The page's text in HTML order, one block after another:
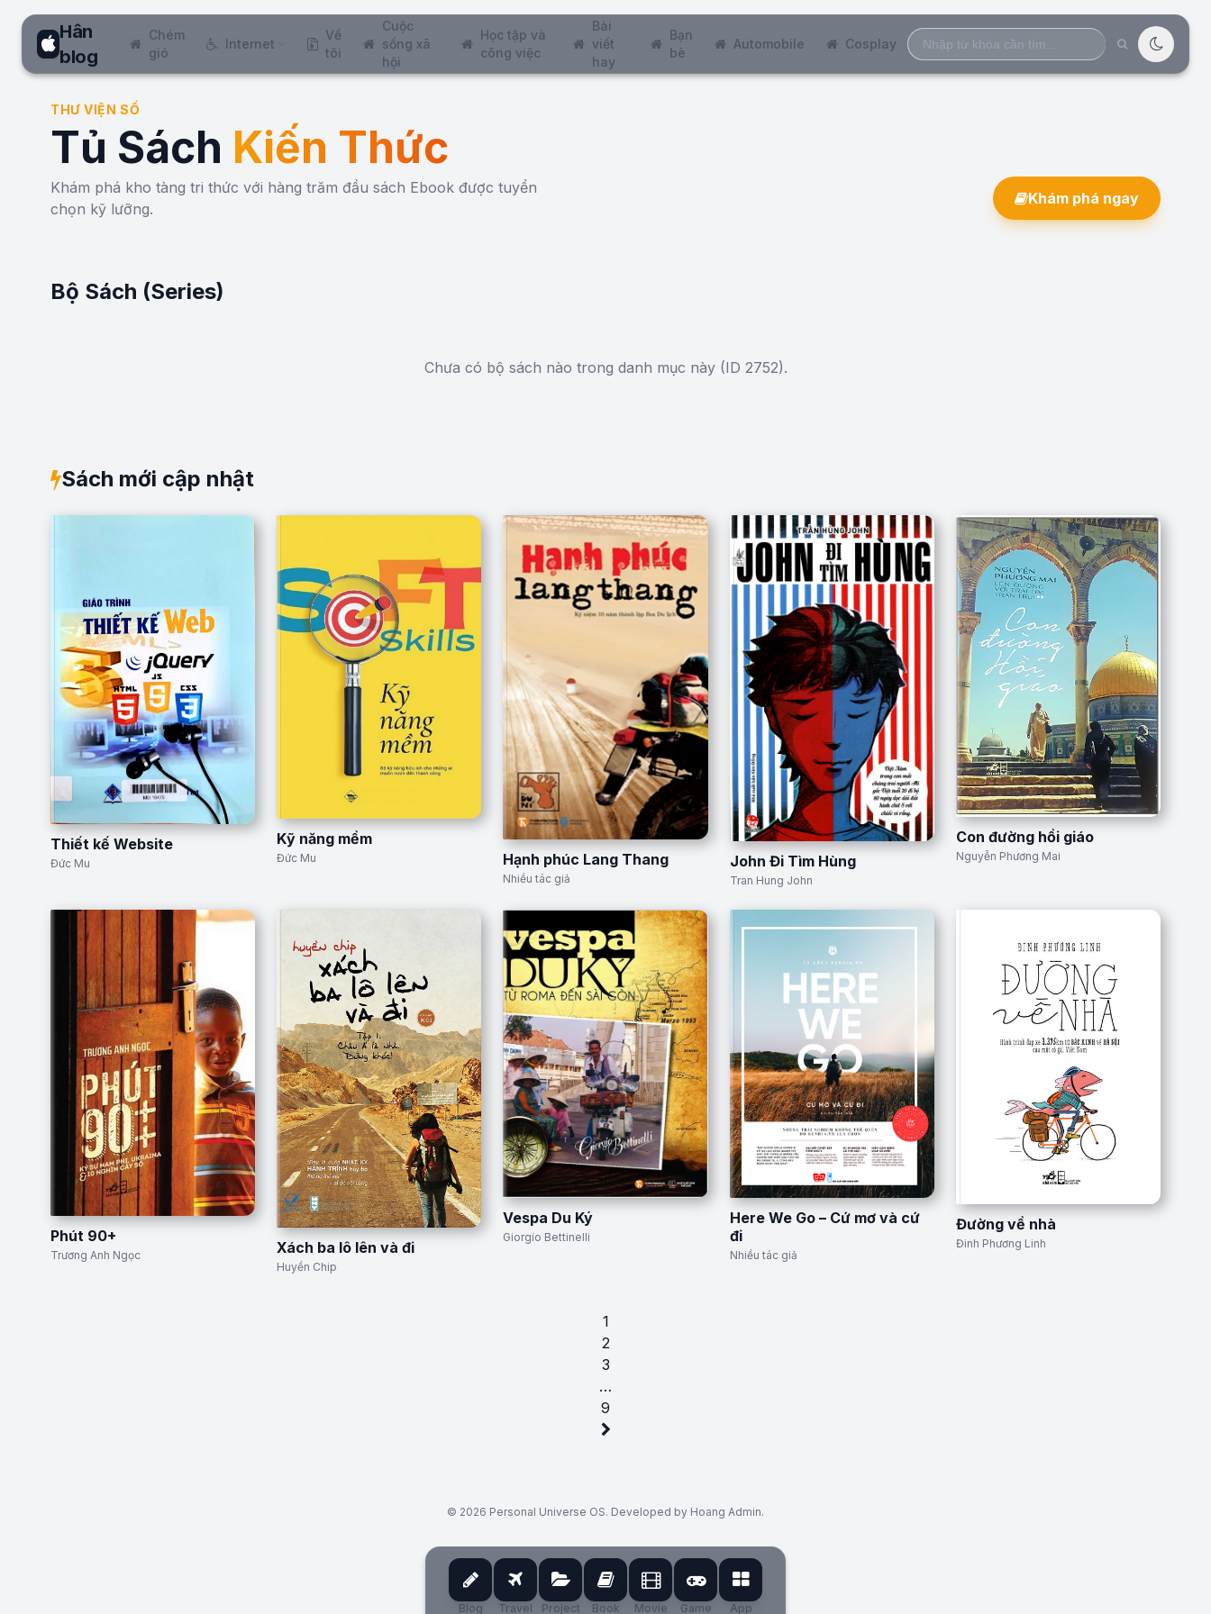
Hân
blog
Chém
gió
Internet
Về
tôi
Cuộc
sống xã
hội
Học tập và
công việc
Bài
viết
hay
Bạn
bè
Automobile Cosplay
Search
for:
THƯ VIỆN SỐ
Tủ Sách Kiến Thức
Khám phá kho tàng tri thức với hàng trăm đầu sách Ebook được tuyển
chọn kỹ lưỡng.
Khám phá ngay
Bộ Sách (Series)
Chưa có bộ sách nào trong danh mục này (ID 2752).
Sách mới cập nhật
Thiết kế Website
Đức Mu
Kỹ năng mềm
Đức Mu Hạnh phúc Lang Thang
Nhiều tác giả
John Đi Tìm Hùng
Tran Hung John
Con đường hồi giáo
Nguyễn Phương Mai
Phút 90+
Trương Anh Ngọc Xách ba lô lên và đi
Huyền Chip
Vespa Du Ký
Giorgio Bettinelli
Here We Go – Cứ mơ và cứ
đi
Nhiều tác giả
Đường về nhà
Đinh Phương Linh
1
2
3
…
9
© 2026 Personal Universe OS. Developed by Hoang Admin.
Blog Travel Project Book Movie Game App